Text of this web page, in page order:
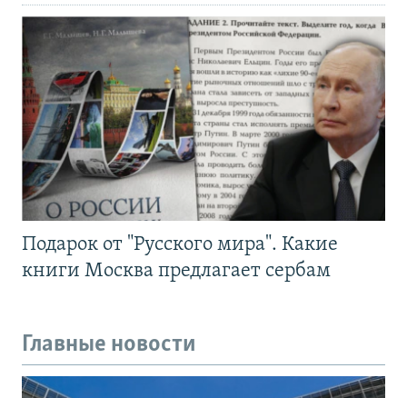
Подарок от "Русского мира". Какие
книги Москва предлагает сербам
Главные новости